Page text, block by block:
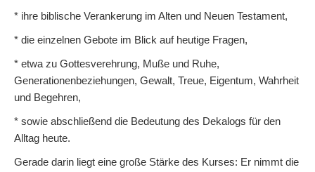
* ihre biblische Verankerung im Alten und Neuen Testament,
* die einzelnen Gebote im Blick auf heutige Fragen,
* etwa zu Gottesverehrung, Muße und Ruhe,
Generationenbeziehungen, Gewalt, Treue, Eigentum, Wahrheit
und Begehren,
* sowie abschließend die Bedeutung des Dekalogs für den
Alltag heute.
Gerade darin liegt eine große Stärke des Kurses: Er nimmt die